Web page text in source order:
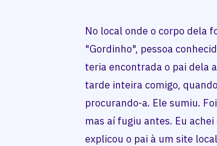
No local onde o corpo dela
"Gordinho", pessoa
teria encontrada o pai dela
tarde inteira comigo,
procurando-a. Ele sumiu.
mas aí fugiu antes. Eu
explicou o pai à um site